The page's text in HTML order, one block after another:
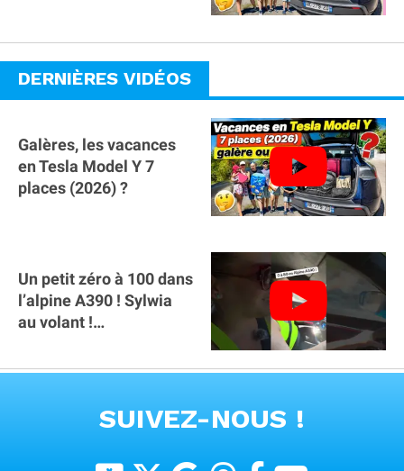
DERNIÈRES VIDÉOS
Galères, les vacances
en Tesla Model Y 7
places (2026) ?
Un petit zéro à 100 dans
l’alpine A390 ￼! Sylwia
au volant !
#alpine #a390
SUIVEZ-NOUS !